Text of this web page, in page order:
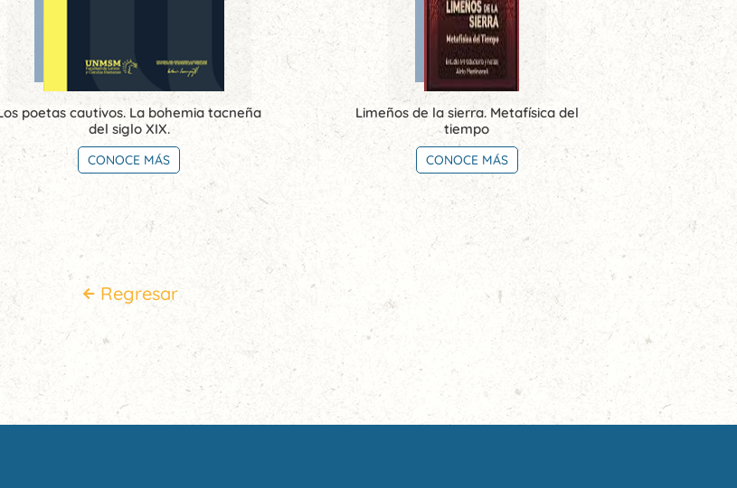
poetas cautivos. La bohemia tacneña
del siglo XIX.
CONOCE MÁS
Limeños de la sierra. Metafísica del
tiempo
CONOCE MÁS
Regresar